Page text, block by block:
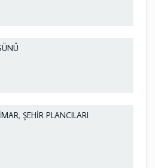
ŞEHİR PLANCILARI